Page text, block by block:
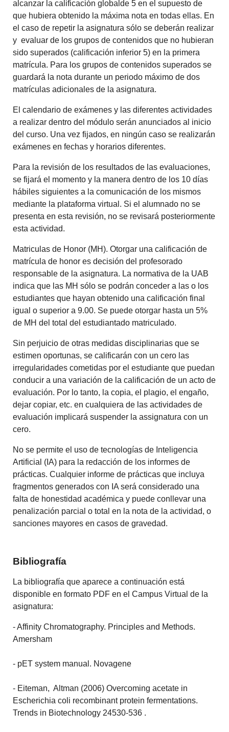
alcanzar la calificación globalde 5 en el supuesto de
que hubiera obtenido la máxima nota en todas ellas. En
el caso de repetir la asignatura sólo se deberán realizar
y evaluar de los grupos de contenidos que no hubieran
sido superados (calificación inferior 5) en la primera
matrícula. Para los grupos de contenidos superados se
guardará la nota durante un periodo máximo de dos
matrículas adicionales de la asignatura.
El calendario de exámenes y las diferentes actividades
a realizar dentro del módulo serán anunciados al inicio
del curso. Una vez fijados, en ningún caso se realizarán
exámenes en fechas y horarios diferentes.
Para la revisión de los resultados de las evaluaciones,
se fijará el momento y la manera dentro de los 10 días
hábiles siguientes a la comunicación de los mismos
mediante la plataforma virtual. Si el alumnado no se
presenta en esta revisión, no se revisará posteriormente
esta actividad.
Matriculas de Honor (MH). Otorgar una calificación de
matrícula de honor es decisión del profesorado
responsable de la asignatura. La normativa de la UAB
indica que las MH sólo se podrán conceder a las o los
estudiantes que hayan obtenido una calificación final
igual o superior a 9.00. Se puede otorgar hasta un 5%
de MH del total del estudiantado matriculado.
Sin perjuicio de otras medidas disciplinarias que se
estimen oportunas, se calificarán con un cero las
irregularidades cometidas por el estudiante que puedan
conducir a una variación de la calificación de un acto de
evaluación. Por lo tanto, la copia, el plagio, el engaño,
dejar copiar, etc. en cualquiera de las actividades de
evaluación implicará suspender la assignatura con un
cero.
No se permite el uso de tecnologías de Inteligencia
Artificial (IA) para la redacción de los informes de
prácticas. Cualquier informe de prácticas que incluya
fragmentos generados con IA será considerado una
falta de honestidad académica y puede conllevar una
penalización parcial o total en la nota de la actividad, o
sanciones mayores en casos de gravedad.
Bibliografía
La bibliografía que aparece a continuación está
disponible en formato PDF en el Campus Virtual de la
asignatura:
- Affinity Chromatography. Principles and Methods.
Amersham
- pET system manual. Novagene
- Eiteman, Altman (2006) Overcoming acetate in
Escherichia coli recombinant protein fermentations.
Trends in Biotechnology 24530-536 .